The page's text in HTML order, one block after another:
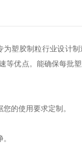
为塑胶制粒行业设计
等优点。能确保每批
的使用要求定制。